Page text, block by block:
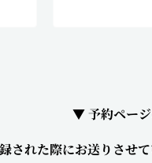
▼ 予約ペー
された際にお送りさせて